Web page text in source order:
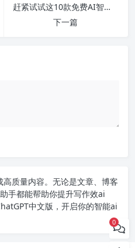
赶紧试试这10款免费AI智能写作软件，助你轻松创作高质量文稿！
下一篇
高质量内容。无论是文章、博客
手都能帮助你提升写作效ai
中文版 ，开启你的智能ai
0